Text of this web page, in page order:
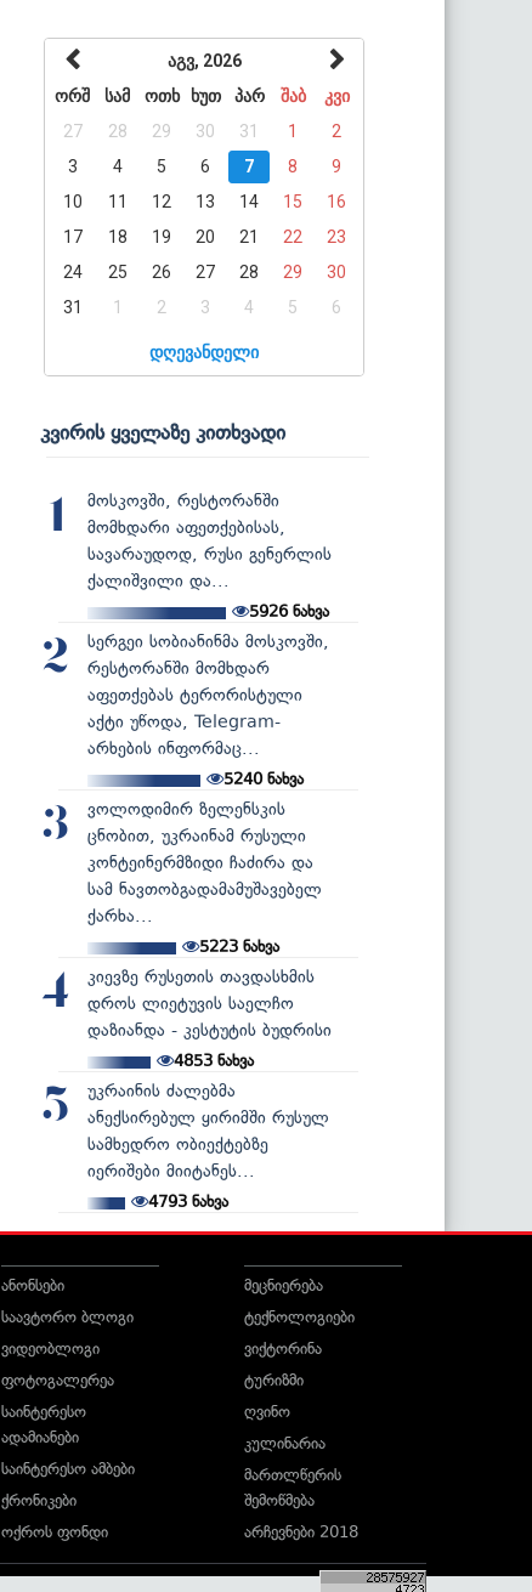
აგვ, 2026
ორშ
სამ ოთხ ხუთ პარ შაბ
კვი
27
28 29 30 31 1
2
3
4 5 6 7 8
9
10
11 12 13 14 15
16
17
18 19 20 21 22
23
24
25 26 27 28 29
30
31
1 2 3 4 5 6
დღევანდელი
კვირის ყველაზე კითხვადი
1
მოსკოვში, რესტორანში
მომხდარი აფეთქებისას,
სავარაუდოდ, რუსი გენერლის
ქალიშვილი და...
5926ნახვა
2
სერგეი სობიანინმა მოსკოვში,
რესტორანში მომხდარ
აფეთქებას ტერორისტული
აქტი უწოდა, Telegram-
არხების ინფორმაც...
5240ნახვა
3
ვოლოდიმირ ზელენსკის
ცნობით, უკრაინამ რუსული
კონტეინერმზიდი ჩაძირა და
სამ ნავთობგადამამუშავებელ
ქარხა...
5223ნახვა
4
კიევზე რუსეთის თავდასხმის
დროს ლიეტუვის საელჩო
დაზიანდა - კესტუტის ბუდრისი
4853ნახვა
5
უკრაინის ძალებმა
ანექსირებულ ყირიმში რუსულ
სამხედრო ობიექტებზე
იერიშები მიიტანეს...
4793 ნახვა
ანონსები
საავტორო ბლოგი
ვიდეობლოგი
ფოტოგალერეა
საინტერესო
ადამიანები
საინტერესო ამბები
ქრონიკები
ოქროს ფონდი
მეცნიერება
ტექნოლოგიები
ვიქტორინა
ტურიზმი
ღვინო
კულინარია
მართლწერის
შემოწმება
არჩევნები 2018